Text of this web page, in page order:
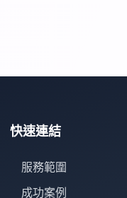
快速連結
服務範圍
成功案例